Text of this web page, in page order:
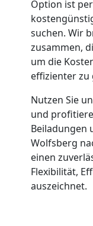
Option ist
suchen. Wir
zusammen,
um die
effizienter zu
Nutzen Sie
und
Beiladungen
Wolfsberg
einen
Flexibilität,
auszeichnet.